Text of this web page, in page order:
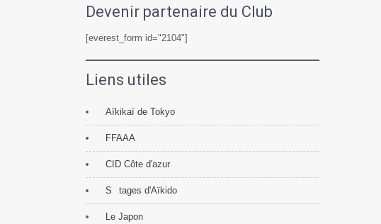
Devenir partenaire du Club
[everest_form id="2104"]
Liens utiles
Aïkikaï de Tokyo
FFAAA
CID Côte d'azur
S tages d'Aïkido
Le Japon